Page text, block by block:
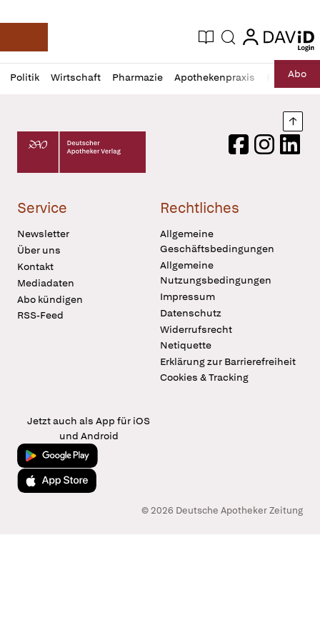
Deutsche Apotheker Zeitung
Aktuelle Ausgabe
Suche login
login
Politik Wirtschaft Pharmazie Apothekenpraxis RechtAbo
Profil
öffnen
Daz
Pur
Deutscher Apotheker Verlag Logo
FacebookInstagram
Service
Newsletter
Über uns
Kontakt
Mediadaten
Abo kündigen
RSS-Feed
Rechtliches
Allgemeine
Geschäftsbedingungen
Allgemeine
Nutzungsbedingungen
Impressum
Datenschutz
Widerrufsrecht
Netiquette
Erklärung zur Barrierefreiheit
Cookies & Tracking
Jetzt auch als App für iOS
und Android
Jetzt bei Google Play
Laden im App Store
© 2026 Deutsche Apotheker Zeitung